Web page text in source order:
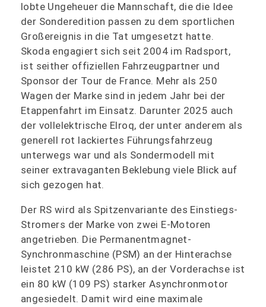
lobte Ungeheuer die Mannschaft, die die Idee
der Sonderedition passen zu dem sportlichen
Großereignis in die Tat umgesetzt hatte.
Skoda engagiert sich seit 2004 im Radsport,
ist seither offiziellen Fahrzeugpartner und
Sponsor der Tour de France. Mehr als 250
Wagen der Marke sind in jedem Jahr bei der
Etappenfahrt im Einsatz. Darunter 2025 auch
der vollelektrische Elroq, der unter anderem als
generell rot lackiertes Führungsfahrzeug
unterwegs war und als Sondermodell mit
seiner extravaganten Beklebung viele Blick auf
sich gezogen hat.
Der RS wird als Spitzenvariante des Einstiegs-
Stromers der Marke von zwei E-Motoren
angetrieben. Die Permanentmagnet-
Synchronmaschine (PSM) an der Hinterachse
leistet 210 kW (286 PS), an der Vorderachse ist
ein 80 kW (109 PS) starker Asynchronmotor
angesiedelt. Damit wird eine maximale